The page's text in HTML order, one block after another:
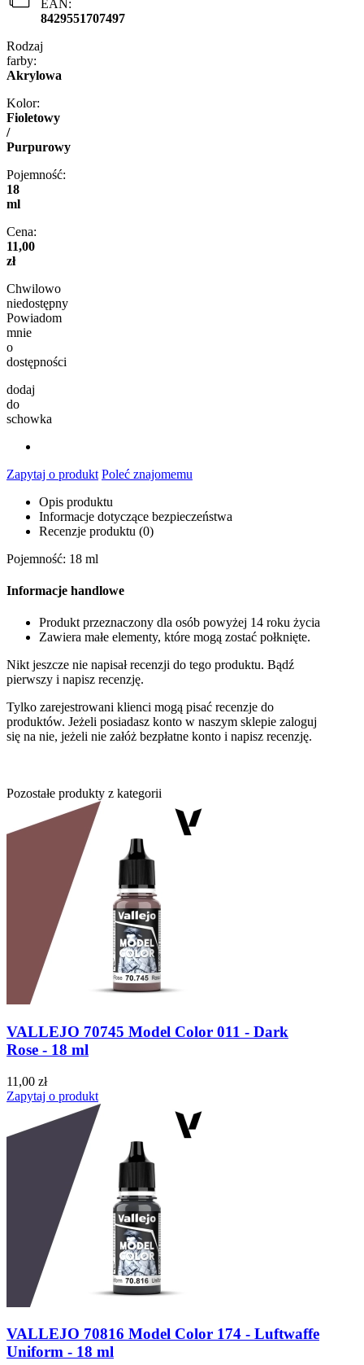
EAN:
8429551707497
Rodzaj
farby:
Akrylowa
Kolor:
Fioletowy
/
Purpurowy
Pojemność:
18
ml
Cena:
11,00
zł
Chwilowo
niedostępny
Powiadom
mnie
o
dostępności
dodaj
do
schowka
Zapytaj o produkt Poleć znajomemu
Opis produktu
Informacje dotyczące bezpieczeństwa
Recenzje produktu (0)
Pojemność: 18 ml
Informacje handlowe
Produkt przeznaczony dla osób powyżej 14 roku życia
Zawiera małe elementy, które mogą zostać połknięte.
Nikt jeszcze nie napisał recenzji do tego produktu. Bądź
pierwszy i napisz recenzję.
Tylko zarejestrowani klienci mogą pisać recenzje do
produktów. Jeżeli posiadasz konto w naszym sklepie zaloguj
się na nie, jeżeli nie załóż bezpłatne konto i napisz recenzję.
Pozostałe produkty z kategorii
VALLEJO 70745 Model Color 011 - Dark
Rose - 18 ml
11,00 zł
Zapytaj o produkt
VALLEJO 70816 Model Color 174 - Luftwaffe
Uniform - 18 ml